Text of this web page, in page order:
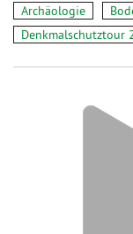
Archäologie
Denkmalschutztour